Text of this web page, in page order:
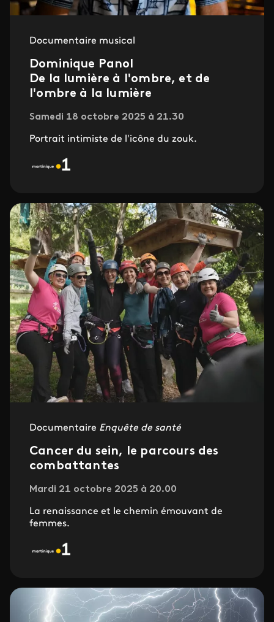
Documentaire musical
Dominique Panol
De la lumière à l'ombre, et de
l'ombre à la lumière
Samedi 18 octobre 2025 à 21.30
Portrait intimiste de l'icône du zouk.
Documentaire Enquête de santé
Cancer du sein, le parcours des
combattantes
Mardi 21 octobre 2025 à 20.00
La renaissance et le chemin émouvant de
femmes.